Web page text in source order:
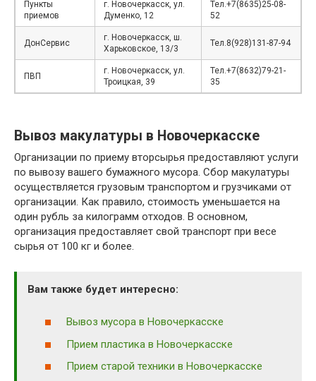
Пункты
приемов
г. Новочеркасск, ул.
Думенко, 12
Тел.+7(8635)25-08-
52
ДонСервис
г. Новочеркасск, ш.
Харьковское, 13/3
Тел.8(928)131-87-94
ПВП
г. Новочеркасск, ул.
Троицкая, 39
Тел.+7(8632)79-21-
35
Вывоз макулатуры в Новочеркасске
Организации по приему вторсырья предоставляют услуги
по вывозу вашего бумажного мусора. Сбор макулатуры
осуществляется грузовым транспортом и грузчиками от
организации. Как правило, стоимость уменьшается на
один рубль за килограмм отходов. В основном,
организация предоставляет свой транспорт при весе
сырья от 100 кг и более.
Вам также будет интересно:
Вывоз мусора в Новочеркасске
Прием пластика в Новочеркасске
Прием старой техники в Новочеркасске